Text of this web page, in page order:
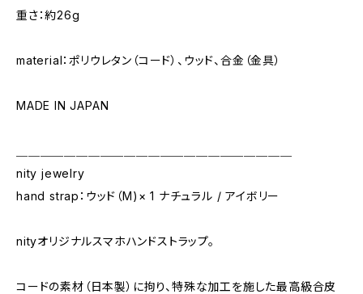
重さ：約26g
material：ポリウレタン（コード）、ウッド、合金（金具）
MADE IN JAPAN
nity jewelry
hand strap：ウッド（M)× 1 ナチュラル / アイボリー
nityオリジナルスマホハンドストラップ。
コードの素材（日本製）に拘り、特殊な加工を施した最高級合皮